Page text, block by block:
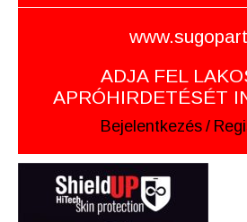
ADJA FEL
APRÓHIRDETÉSÉT
Bejelentkezés /